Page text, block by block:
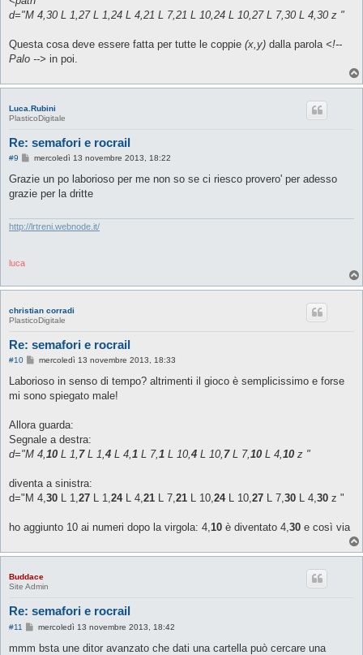
d="M 4,30 L 1,27 L 1,24 L 4,21 L 7,21 L 10,24 L 10,27 L 7,30 L 4,30 z "
Questa cosa deve essere fatta per tutte le coppie (x,y) dalla parola <!--
Palo --> in poi.
Luca.Rubini
PlasticoDigitale
Re: semafori e rocrail
#9
M
s
a
i
mercoledì 13 novembre 2013, 18:22
Grazie un po laborioso per me non so se ci riesco provero' per adesso
grazie per la dritte
http://lrtreni.webnode.it/
luca
christian corradi
PlasticoDigitale
Re: semafori e rocrail
#10
M
s
a
i
o
mercoledì 13 novembre 2013, 18:33
Laborioso in senso di tempo? altrimenti il gioco è semplicissimo e forse
mi sono spiegato male!
Allora guarda:
Segnale a destra:
d="M 4,10 L 1, 7L 1,4 L 4,1 L 7,1 L 10,4 L 10, 7L 7,10 L 4,10 z "
diventa a sinistra:
d="M 4,30 L 1,27 L 1,24L 4,21 L 7,21 L 10,24L 10,27 L 7,30 L 4,30 z "
ho aggiunto 10 ai numeri dopo la virgola: 4,10 è diventato 4,30 e così via
Buddace
Site Admin
Re: semafori e rocrail
#11
M
s
mercoledì 13 novembre 2013, 18:42
mmm bsta une ditor avanzato che dati una cartella può cercare una